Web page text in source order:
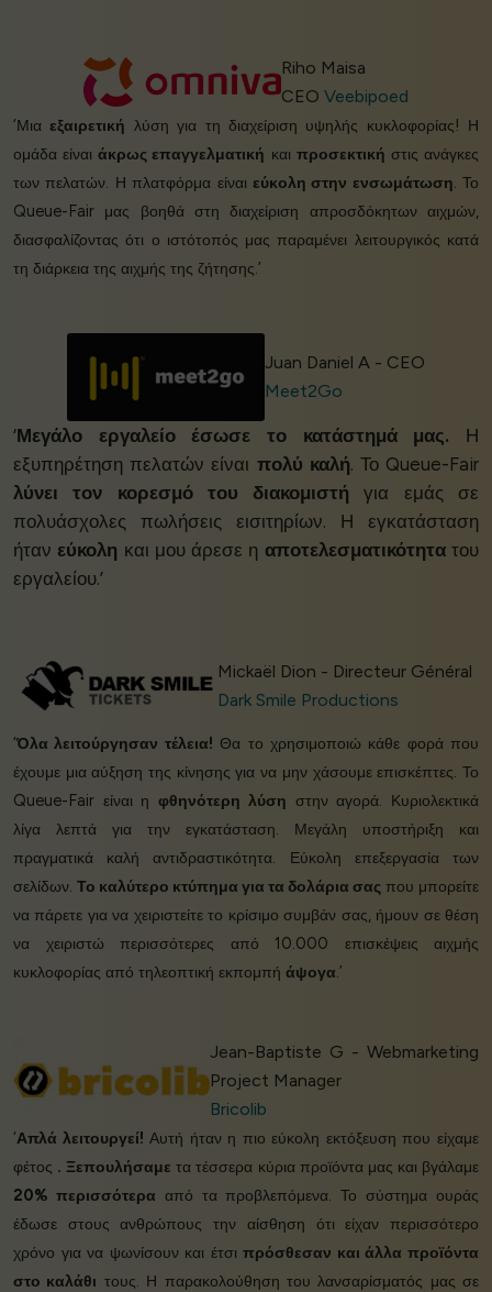
Riho Maisa
CEO Veebipoed
‘Μιαεξαιρετική λύση για τη διαχείριση υψηλής κυκλοφορίας! Η
ομάδα είναιάκρως επαγγελματική και προσεκτική στις ανάγκες
των πελατών. Η πλατφόρμα είναι εύκολη στην ενσωμάτωση. Το
Queue-Fair μας βοηθά στη διαχείριση απροσδόκητων αιχμών,
διασφαλίζοντας ότι ο ιστότοπός μας παραμένει λειτουργικός κατά
τη διάρκεια της αιχμής της ζήτησης.’
Juan Daniel A - CEO
Meet2Go
‘Μεγάλο εργαλείο έσωσε το κατάστημά μας. Η
εξυπηρέτηση πελατών είναι πολύ καλή. Το Queue-Fair
λύνει τον κορεσμό του διακομιστή για εμάς σε
πολυάσχολες πωλήσεις εισιτηρίων. Η εγκατάσταση
ήταν εύκολη και μου άρεσε η αποτελεσματικότητατου
εργαλείου.’
Mickaël Dion - Directeur Général
Dark Smile Productions
‘Όλα λειτούργησαν τέλεια! Θα το χρησιμοποιώ κάθε φορά που
έχουμε μια αύξηση της κίνησης για να μην χάσουμε επισκέπτες. Το
Queue-Fair είναι ηφθηνότερη λύση στην αγορά. Κυριολεκτικά
λίγα λεπτά για την εγκατάσταση. Μεγάλη υποστήριξη και
πραγματικά καλή αντιδραστικότητα. Εύκολη επεξεργασία των
σελίδων. Το καλύτερο κτύπημα για τα δολάρια σας που μπορείτε
να πάρετε για να χειριστείτε το κρίσιμο συμβάν σας, ήμουν σε θέση
να χειριστώ περισσότερες από 10.000 επισκέψεις αιχμής
κυκλοφορίας από τηλεοπτική εκπομπή άψογα.’
Jean-Baptiste G - Webmarketing
Project Manager
Bricolib
‘Απλά λειτουργεί! Αυτή ήταν η πιο εύκολη εκτόξευση που είχαμε
φέτος . Ξεπουλήσαμε τα τέσσερα κύρια προϊόντα μας και βγάλαμε
20% περισσότερα από τα προβλεπόμενα. Το σύστημα ουράς
έδωσε στους ανθρώπους την αίσθηση ότι είχαν περισσότερο
χρόνο για να ψωνίσουν και έτσιπρόσθεσαν και άλλα προϊόντα
στο καλάθι τους. Η παρακολούθηση του λανσαρίσματός μας σε